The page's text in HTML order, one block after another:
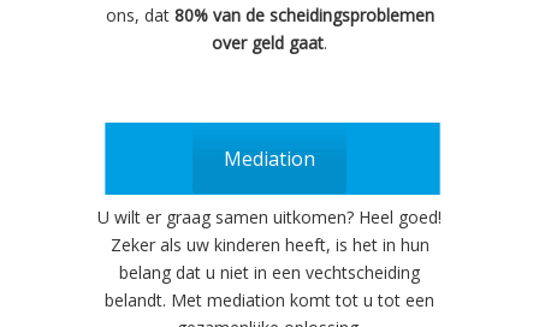
ons, dat 80% van de scheidingsproblemen
over geld gaat.
Mediation
U wilt er graag samen uitkomen? Heel goed!
Zeker als uw kinderen heeft, is het in hun
belang dat u niet in een vechtscheiding
belandt. Met mediation komt tot u tot een